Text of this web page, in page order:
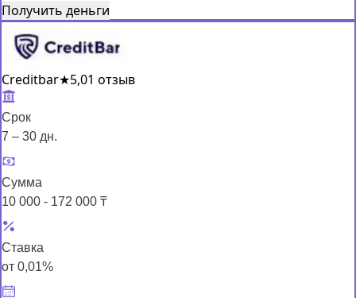
Получить деньги
Creditbar★5,01 отзыв
Срок
7 – 30 дн.
Сумма
10 000 - 172 000 ₸
Ставка
от 0,01%